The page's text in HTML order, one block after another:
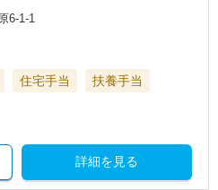
6-1-1
住宅手当
扶養手当
詳細を見る